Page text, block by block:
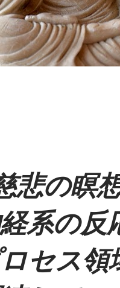
悲の瞑
系の反
セス領